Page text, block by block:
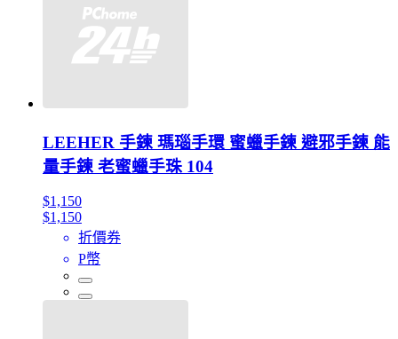
LEEHER 手鍊 瑪瑙手環 蜜蠟手鍊 避邪手鍊 能
量手鍊 老蜜蠟手珠 104
$1,150
$1,150
折價券
P幣